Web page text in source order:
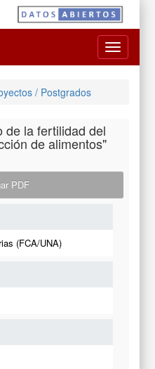
Toggle
/ Postgrados
de la fertilidad del
de alimentos"
PDF
(FCA/UNA)